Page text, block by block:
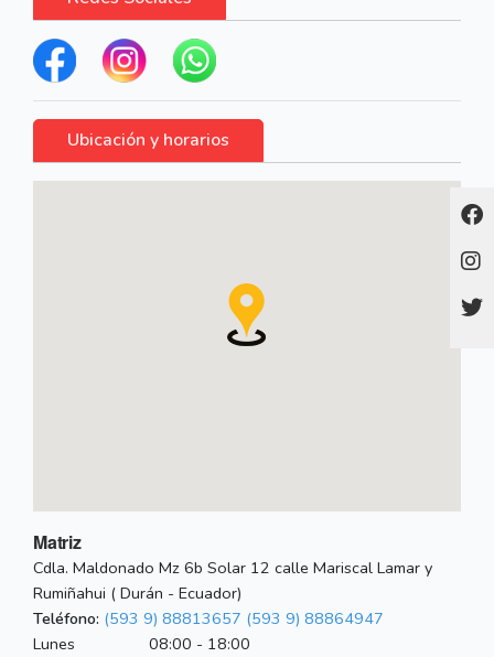
Ubicación y horarios
Matriz
Cdla. Maldonado Mz 6b Solar 12 calle Mariscal Lamar y
Rumiñahui ( Durán - Ecuador)
Teléfono: (593 9) 88813657 (593 9) 88864947
Lunes
08:00 - 18:00